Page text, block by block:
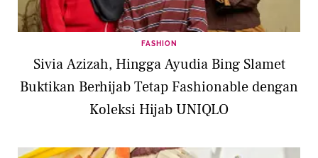
FASHION
Sivia Azizah, Hingga Ayudia Bing Slamet
Buktikan Berhijab Tetap Fashionable dengan
Koleksi Hijab UNIQLO